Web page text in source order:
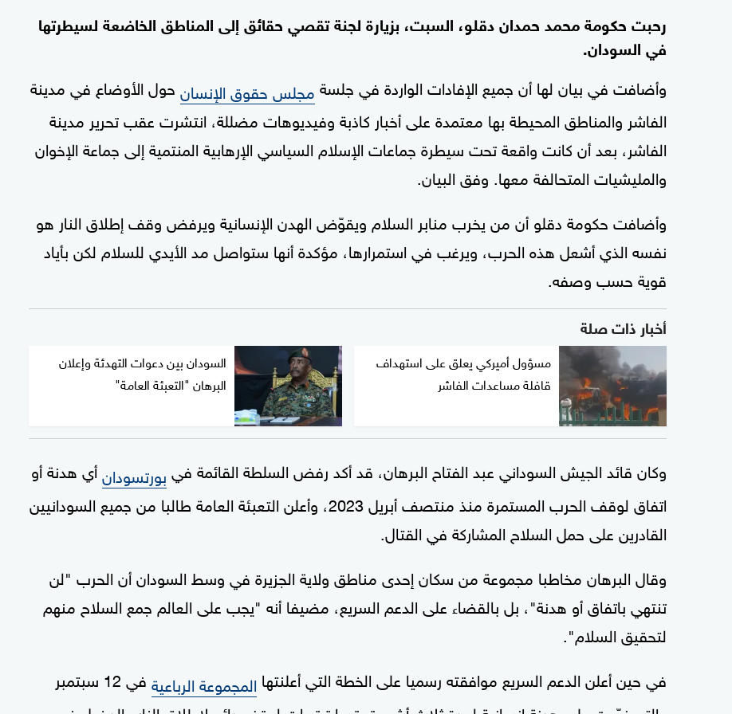
رحبت حكومة محمد حمدان دقلو، السبت، بزيارة لجنة تقصي حقائق إلى المناطق الخاضعة لسيطرتها
في السودان.
وأضافت في بيان لها أن جميع الإفادات الواردة في جلسة مجلس حقوق الإنسان حول الأوضاع في مدينة
الفاشر والمناطق المحيطة بها معتمدة على أخبار كاذبة وفيديوهات مضللة، انتشرت عقب تحرير مدينة
الفاشر، بعد أن كانت واقعة تحت سيطرة جماعات الإسلام السياسي الإرهابية المنتمية إلى جماعة الإخوان
والمليشيات المتحالفة معها. وفق البيان.
وأضافت حكومة دقلو أن من يخرب منابر السلام ويقوّض الهدن الإنسانية ويرفض وقف إطلاق النار هو
نفسه الذي أشعل هذه الحرب، ويرغب في استمرارها، مؤكدة أنها ستواصل مد الأيدي للسلام لكن بأياد
قوية حسب وصفه.
أخبار ذات صلة
مسؤول أميركي يعلق على استهداف
قافلة مساعدات الفاشر
السودان بين دعوات التهدئة وإعلان
البرهان "التعبئة العامة"
وكان قائد الجيش السوداني عبد الفتاح البرهان، قد أكد رفض السلطة القائمة في بورتسودانأي هدنة أو
اتفاق لوقف الحرب المستمرة منذ منتصف أبريل 2023، وأعلن التعبئة العامة طالبا من جميع السودانيين
القادرين على حمل السلاح المشاركة في القتال.
وقال البرهان مخاطبا مجموعة من سكان إحدى مناطق ولاية الجزيرة في وسط السودان أن الحرب "لن
تنتهي باتفاق أو هدنة"، بل بالقضاء على الدعم السريع، مضيفا أنه "يجب على العالم جمع السلاح منهم
لتحقيق السلام".
في حين أعلن الدعم السريع موافقته رسميا على الخطة التي أعلنتها المجموعة الرباعية
في 12 سبتمبر